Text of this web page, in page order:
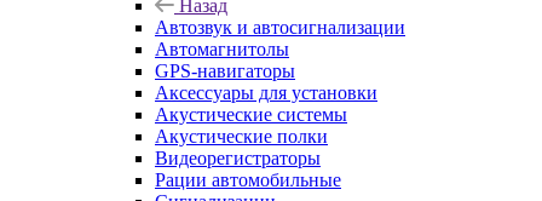
Назад
Автозвук и автосигнализации
Автомагнитолы
GPS-навигаторы
Аксессуары для установки
Акустические системы
Акустические полки
Видеорегистраторы
Рации автомобильные